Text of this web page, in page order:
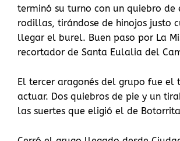
terminó su turno con un quiebro de
rodillas, tirándose de hinojos justo
llegar el burel. Buen paso por La
recortador de Santa Eulalia del
El tercer aragonés del grupo fue el
actuar. Dos quiebros de pie y un
las suertes que eligió el de